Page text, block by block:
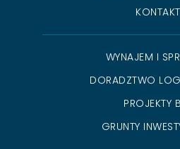
KONTAKT
WYNAJEM I
DORADZTWO
PROJEKTY
GRUNTY